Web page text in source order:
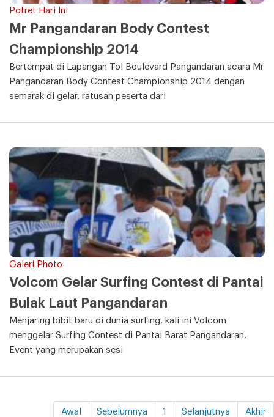
Potret Hari Ini
Mr Pangandaran Body Contest
Championship 2014
Bertempat di Lapangan Tol Boulevard Pangandaran acara Mr
Pangandaran Body Contest Championship 2014 dengan
semarak di gelar, ratusan peserta dari
Galeri Photo
Volcom Gelar Surfing Contest di Pantai
Bulak Laut Pangandaran
Menjaring bibit baru di dunia surfing, kali ini Volcom
menggelar Surfing Contest di Pantai Barat Pangandaran.
Event yang merupakan sesi
Awal Sebelumnya 1 Selanjutnya Akhir